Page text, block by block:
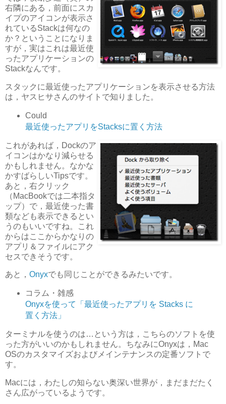
右隣にある，前面にスカ
イプのアイコンが表示さ
れているStackは何なの
か？ということになりま
すが，実はこれは最近使
ったアプリケーションの
Stackなんです。
スタックに最近使ったアプリケーションを表示させる方法
は，ヤスヒサさんのサイトで知りました。
Could
最近使ったアプリをStacksに置く方法
これがあれば，Dockのア
イコンはかなり減らせる
かもしれません。なかな
かすばらしいTipsです。
あと，右クリック
（MacBookでは二本指タ
ップ）で，最近使った書
類なども表示できるとい
うのもいいですね。これ
からはここからかなりの
アプリ＆ファイルにアク
セスできそうです。
あと， Onyxでも同じことができるみたいです。
コラム・雑感
Onyxを使って「最近使ったアプリを Stacks に
置く方法」
ターミナルを使うのは…という方は，こちらのソフトを使
った方がいいのかもしれません。ちなみにOnyxは，Mac
OSのカスタマイズおよびメインテナンスの定番ソフトで
す。
Macには，わたしの知らない奥深い世界が，まだまだたく
さん広がっているようです。